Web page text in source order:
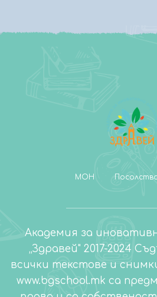
МОН
Академия за
„Здравей" 2017-2024
всички текстове и
www.bgschool.mk са